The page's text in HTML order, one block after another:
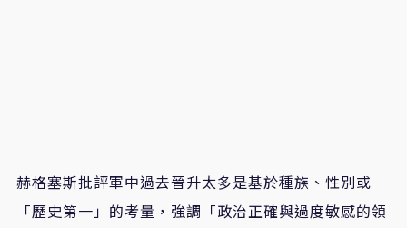
赫格塞斯批評軍中過去晉升太多是基於種族、性別或
「歷史第一」的考量，強調「政治正確與過度敏感的領